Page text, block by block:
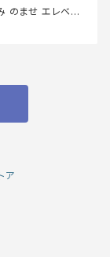
のませ エレベー
ー12ー6
ア